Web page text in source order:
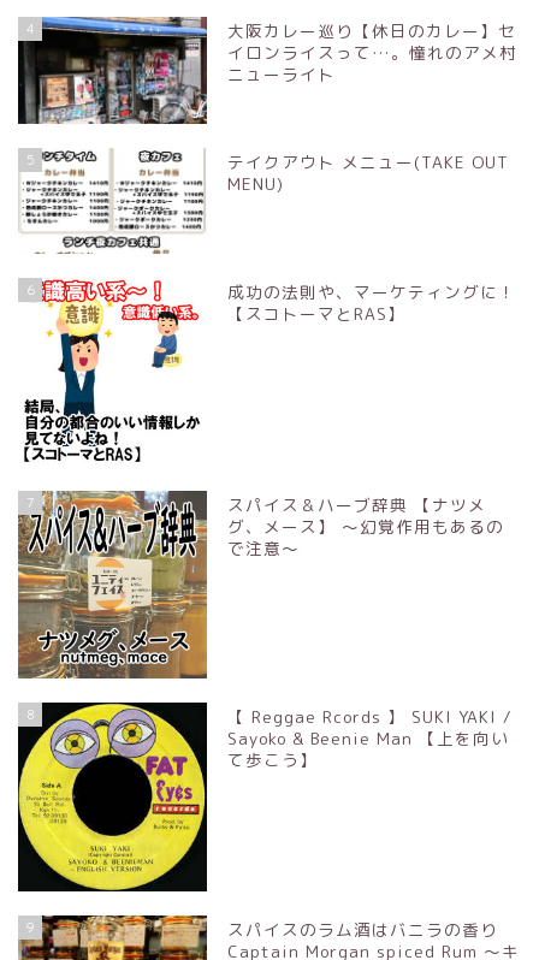
4
大阪カレー巡り【休日のカレー】セ
イロンライスって…。憧れのアメ村
ニューライト
5
テイクアウト メニュー(TAKE OUT
MENU)
6
成功の法則や、マーケティングに！
【スコトーマとRAS】
7
スパイス＆ハーブ辞典 【ナツメ
グ、メース】 ～幻覚作用もあるの
で注意～
8
【 Reggae Rcords 】 SUKI YAKI /
Sayoko & Beenie Man 【上を向い
て歩こう】
9
スパイスのラム酒はバニラの香り
Captain Morgan spiced Rum ～キ